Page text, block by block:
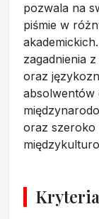
pozwala na
piśmie w
zagadnienia
oraz
oraz szeroko